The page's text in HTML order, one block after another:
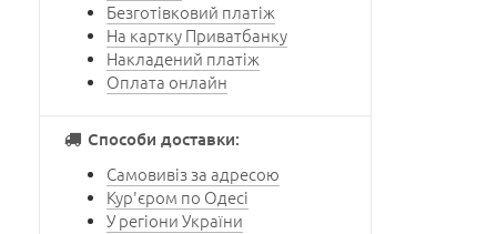
Безготівковий платіж
На картку Приватбанку
Накладений платіж
Оплата онлайн
Способи доставки:
Самовивіз за адресою
Кур'єром по Одесі
У регіони України